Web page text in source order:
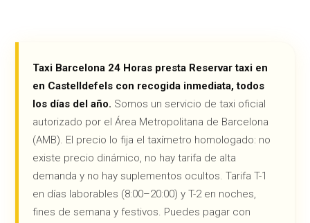
Taxi Barcelona 24 Horas presta Reservar taxi en
en Castelldefels con recogida inmediata, todos
los días del año. Somos un servicio de taxi oficial
autorizado por el Área Metropolitana de Barcelona
(AMB). El precio lo fija el taxímetro homologado: no
existe precio dinámico, no hay tarifa de alta
demanda y no hay suplementos ocultos. Tarifa T-1
en días laborables (8:00–20:00) y T-2 en noches,
fines de semana y festivos. Puedes pagar con